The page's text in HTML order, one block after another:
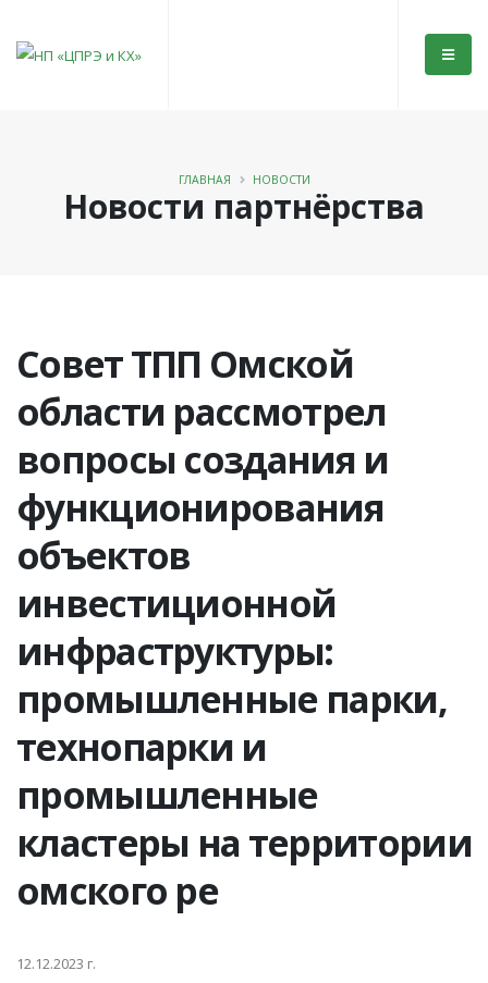
Новости партнёрства
ГЛАВНАЯ НОВОСТИ
Совет ТПП Омской
области рассмотрел
вопросы создания и
функционирования
объектов
инвестиционной
инфраструктуры:
промышленные парки,
технопарки и
промышленные
кластеры на территории
омского ре
12.12.2023 г.